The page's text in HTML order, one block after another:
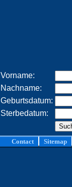
Vorname:
Nachname:
Geburtsdatum:
Sterbedatum:
Contact Sitemap